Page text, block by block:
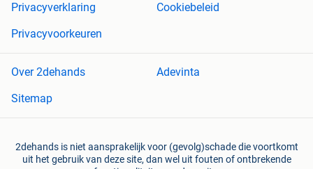
Privacyverklaring
Cookiebeleid
Privacyvoorkeuren
Over 2dehands
Adevinta
Sitemap
2dehands is niet aansprakelijk voor (gevolg)schade die voortkomt
uit het gebruik van deze site, dan wel uit fouten of ontbrekende